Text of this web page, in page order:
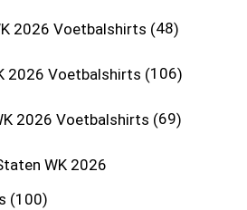
2026 Voetbalshirts 48
2026 Voetbalshirts 106
2026 Voetbalshirts 69
WK 2026
100